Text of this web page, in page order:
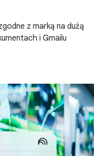
z marką na dużą
i Gmailu